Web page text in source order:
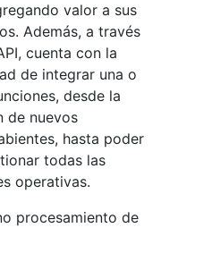
valor a sus
Además, a través
cuenta con la
de integrar una o
desde la
de nuevos
hasta poder
todas las
operativas.